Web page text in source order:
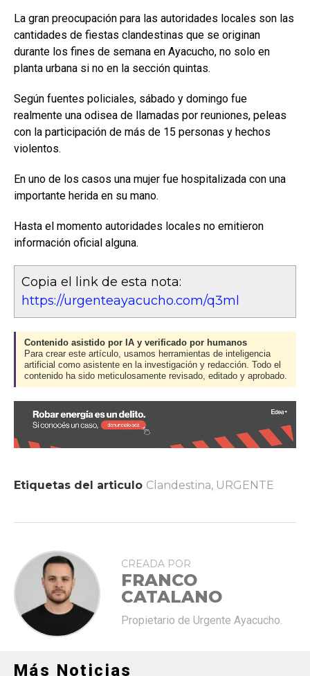
La gran preocupación para las autoridades locales son las
cantidades de fiestas clandestinas que se originan
durante los fines de semana en Ayacucho, no solo en
planta urbana si no en la sección quintas.
Según fuentes policiales, sábado y domingo fue
realmente una odisea de llamadas por reuniones, peleas
con la participación de más de 15 personas y hechos
violentos.
En uno de los casos una mujer fue hospitalizada con una
importante herida en su mano.
Hasta el momento autoridades locales no emitieron
información oficial alguna.
Copia el link de esta nota:
https://urgenteayacucho.com/q3ml
Contenido asistido por IA y verificado por humanos
Para crear este artículo, usamos herramientas de inteligencia
artificial como asistente en la investigación y redacción. Todo el
contenido ha sido meticulosamente revisado, editado y aprobado.
Etiquetas del articulo Clandestina, URGENTE
CREADA POR
FRANCO
CATALANO
Propietario de Urgente Ayacucho.
Más Noticias